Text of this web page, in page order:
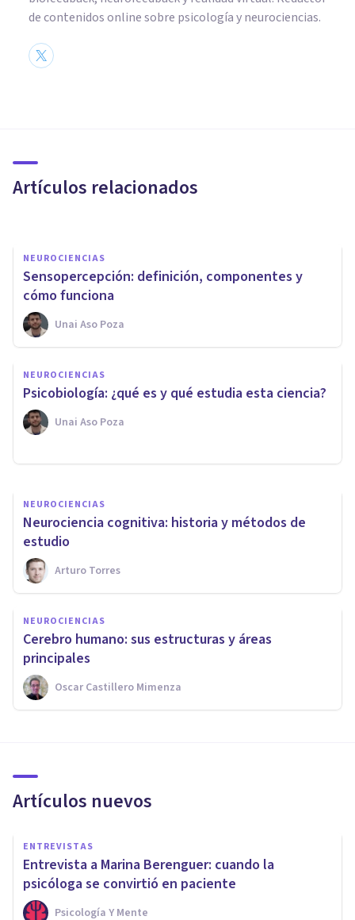
de contenidos online sobre psicología y neurociencias.
Artículos relacionados
visuales
NEUROCIENCIAS
Sensopercepción: definición, componentes y
cómo funciona
Unai Aso Poza
NEUROCIENCIAS
Psicobiología: ¿qué es y qué estudia esta ciencia?
Unai Aso Poza
NEUROCIENCIAS
Neurociencias: la nueva forma
de entender a la mente
humana
NEUROCIENCIAS
Neurociencia cognitiva: historia y métodos de
estudio
Arturo Torres
NEUROCIENCIAS
Cerebro humano: sus estructuras y áreas
principales
Oscar Castillero Mimenza
Artículos nuevos
ENTREVISTAS
Entrevista a Marina Berenguer: cuando la
psicóloga se convirtió en paciente
Psicología Y Mente